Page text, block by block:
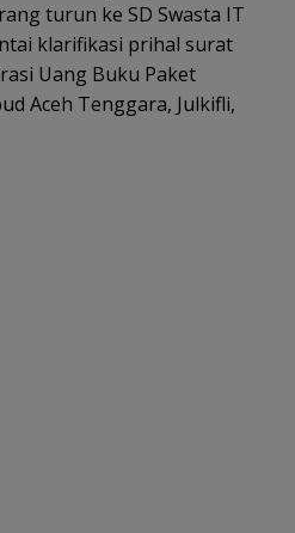
turun ke SD Swasta IT
klarifikasi prihal surat
Uang Buku Paket
Aceh Tenggara, Julkifli,